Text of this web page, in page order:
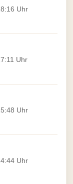
Uhr
Uhr
Uhr
Uhr